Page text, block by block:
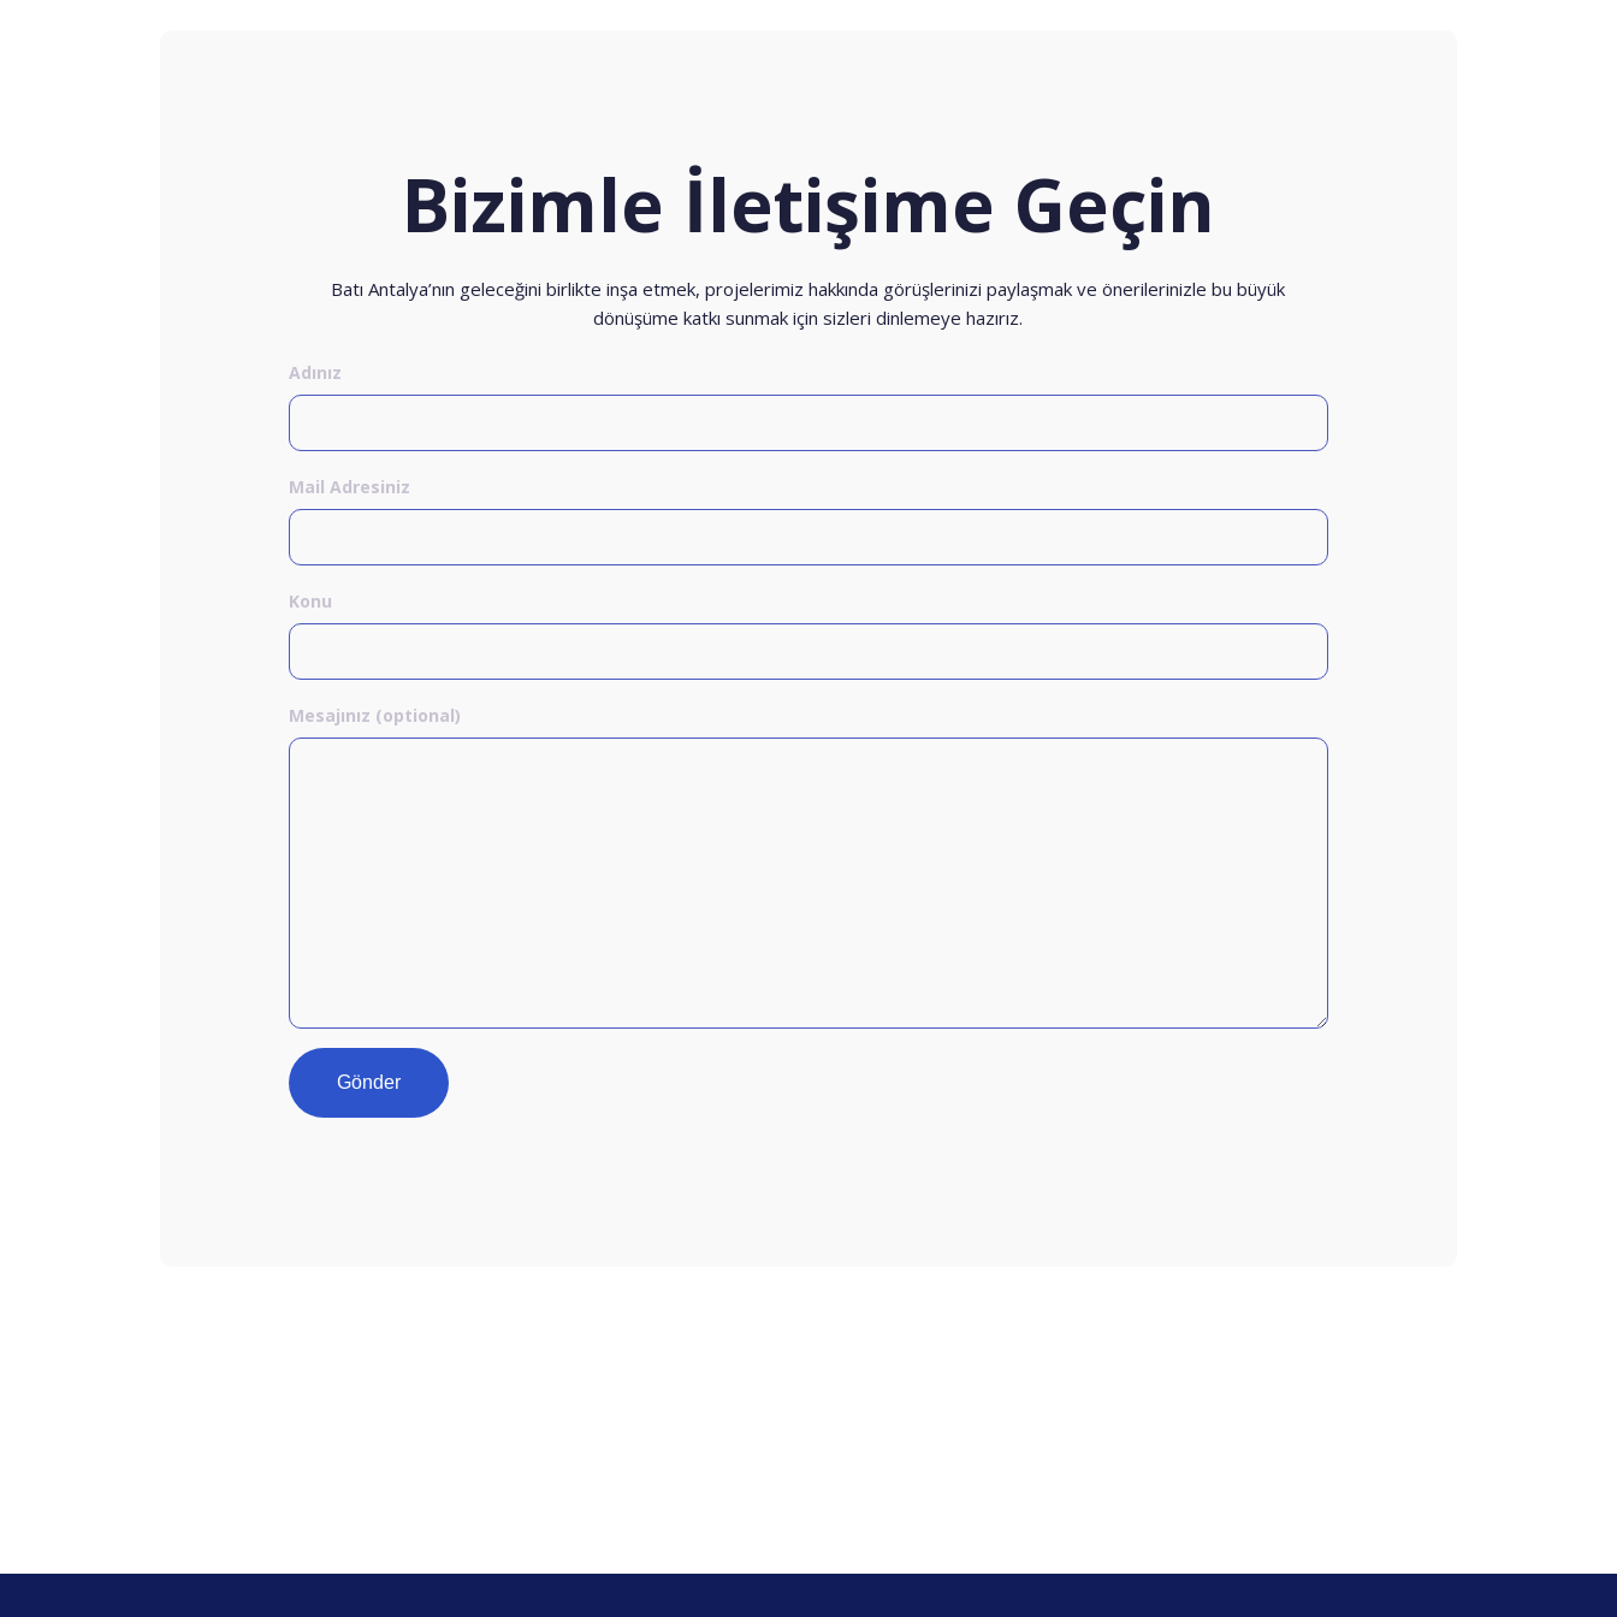
Bizimle İletişime Geçin
Batı Antalya’nın geleceğini birlikte inşa etmek, projelerimiz hakkında görüşlerinizi paylaşmak ve önerilerinizle bu büyük
dönüşüme katkı sunmak için sizleri dinlemeye hazırız.
Adınız
Mail Adresiniz
Konu
Mesajınız (optional)